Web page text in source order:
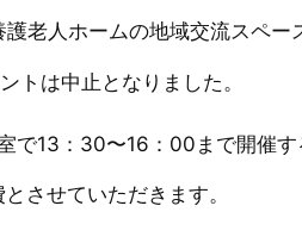
老人ホームの地域交流スペー
トは中止となりました。
13：30〜16：00まで開催す
させていただきます。